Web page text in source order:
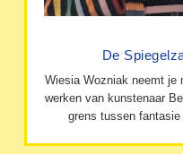
De
Wiesia Wozniak neemt je
werken van kunstenaar
grens tussen